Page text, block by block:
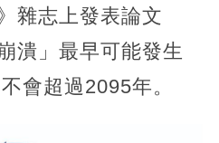
雜志上發表論文
潰」最早可能發生
會超過2095年。